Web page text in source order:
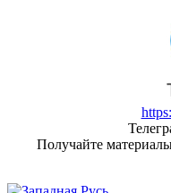
Получайте